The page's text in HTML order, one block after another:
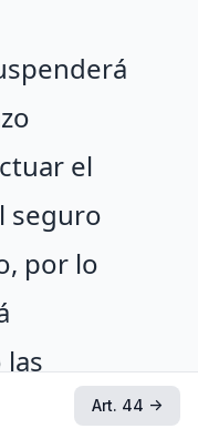
el
seguro
por lo
conArt. 44 →